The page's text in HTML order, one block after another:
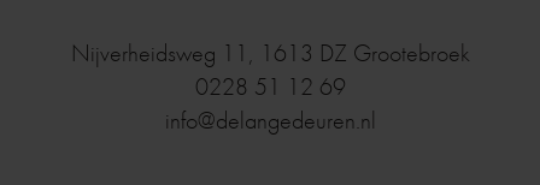
Nijverheidsweg 11 , 1613 DZ Grootebroek
0228 51 12 69
info@delangedeuren.nl